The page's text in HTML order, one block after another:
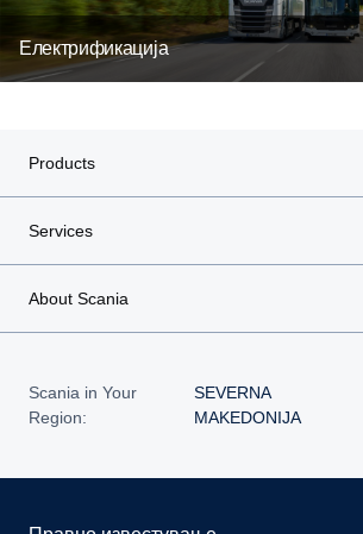
Електрификација
Products
Services
About Scania
Scania in Your
Region:
SEVERNA
MAKEDONIJA